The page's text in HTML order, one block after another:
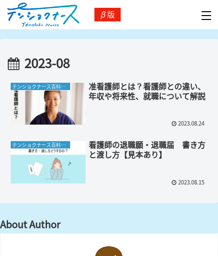
β版
2023-08
テンショクナース百科事典
准看護師とは？看護師との違い、
年収や将来性、就職について解説
2023.08.24
テンショクナース百科事典
看護師の退職願・退職届 書き方
と渡し方【見本あり】
2023.08.15
About Author